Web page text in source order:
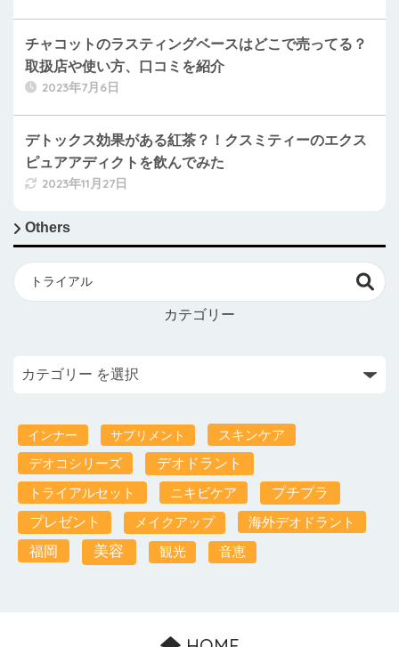
2023年7月6日
チャコットのラスティングベースはどこで売ってる？
取扱店や使い方、口コミを紹介
2023年11月27日
デトックス効果がある紅茶？！クスミティーのエクス
ピュアアディクトを飲んでみた
Others
カテゴリー
インナー サプリメント
スキンケア
デオコシリーズ
デオドラント
トライアルセット
ニキビケア
プチプラ
プレゼント
メイクアップ 海外デオドラント
福岡 美容 観光 音恵